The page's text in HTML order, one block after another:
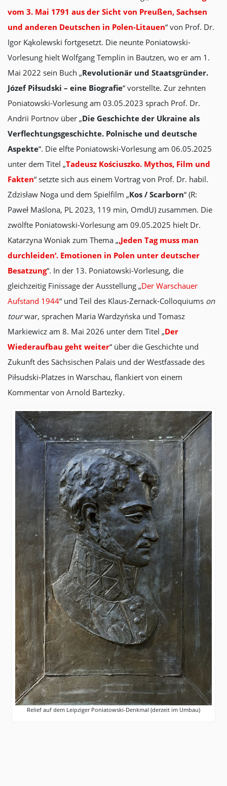
vom 3. Mai 1791 aus der Sicht von Preußen, Sachsen
und anderen Deutschen in Polen-Litauen“ von Prof. Dr.
Igor Kąkolewski fortgesetzt. Die neunte Poniatowski-
Vorlesung hielt Wolfgang Templin in Bautzen, wo er am 1.
Mai 2022 sein Buch „Revolutionär und Staatsgründer.
Józef Piłsudski – eine Biografie“ vorstellte. Zur zehnten
Poniatowski-Vorlesung am 03.05.2023 sprach Prof. Dr.
Andrii Portnov über „Die Geschichte der Ukraine als
Verflechtungsgeschichte. Polnische und deutsche
Aspekte“. Die elfte Poniatowski-Vorlesung am 06.05.2025
unter dem Titel „Tadeusz Kościuszko. Mythos, Film und
Fakten“ setzte sich aus einem Vortrag von Prof. Dr. habil.
Zdzisław Noga und dem Spielfilm „Kos / Scarborn“ (R:
Paweł Maślona, PL 2023, 119 min, OmdU) zusammen. Die
zwölfte Poniatowski-Vorlesung am 09.05.2025 hielt Dr.
Katarzyna Woniak zum Thema „‚Jeden Tag muss man
durchleiden‘. Emotionen in Polen unter deutscher
Besatzung“. In der 13. Poniatowski-Vorlesung, die
gleichzeitig Finissage der Ausstellung „Der Warschauer
Aufstand 1944“ und Teil des Klaus-Zernack-Colloquiums on
tourwar, sprachen Maria Wardzyńska und Tomasz
Markiewicz am 8. Mai 2026 unter dem Titel „Der
Wiederaufbau geht weiter“ über die Geschichte und
Zukunft des Sächsischen Palais und der Westfassade des
Piłsudski-Platzes in Warschau, flankiert von einem
Kommentar von Arnold Bartezky.
Relief auf dem Leipziger Poniatowski-Denkmal (derzeit im Umbau)